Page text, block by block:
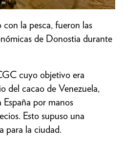
con la pesca, fueron las
de Donostia durante
cuyo objetivo era
del cacao de Venezuela,
por manos
Esto supuso una
para la ciudad.